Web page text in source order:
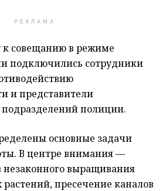
РЕКЛАМА
к совещанию в режиме
подключились сотрудники
и представители
полиции.
основные задачи
В центре внимания —
незаконного выращивания
пресечение каналов